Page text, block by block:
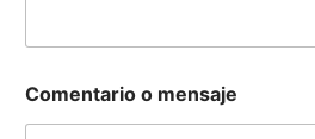
Comentario o mensaje